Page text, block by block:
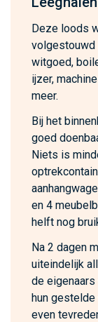
Deze loods
volgestouwd
witgoed,
ijzer,
meer.
Bij het
goed
Niets is
en 4
helft nog
Na 2 dagen
uiteindelijk
de
hun gestelde
even